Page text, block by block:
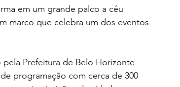
em um grande palco a céu
marco que celebra um dos eventos
Prefeitura de Belo Horizonte
programação com cerca de 300